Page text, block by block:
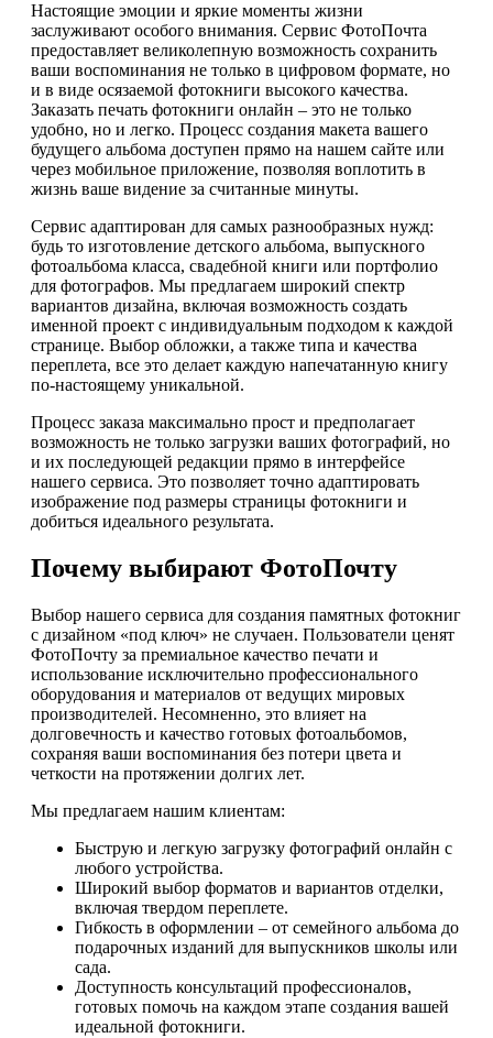
Настоящие эмоции и яркие моменты жизни
заслуживают особого внимания. Сервис ФотоПочта
предоставляет великолепную возможность сохранить
ваши воспоминания не только в цифровом формате, но
и в виде осязаемой фотокниги высокого качества.
Заказать печать фотокниги онлайн – это не только
удобно, но и легко. Процесс создания макета вашего
будущего альбома доступен прямо на нашем сайте или
через мобильное приложение, позволяя воплотить в
жизнь ваше видение за считанные минуты.
Сервис адаптирован для самых разнообразных нужд:
будь то изготовление детского альбома, выпускного
фотоальбома класса, свадебной книги или портфолио
для фотографов. Мы предлагаем широкий спектр
вариантов дизайна, включая возможность создать
именной проект с индивидуальным подходом к каждой
странице. Выбор обложки, а также типа и качества
переплета, все это делает каждую напечатанную книгу
по-настоящему уникальной.
Процесс заказа максимально прост и предполагает
возможность не только загрузки ваших фотографий, но
и их последующей редакции прямо в интерфейсе
нашего сервиса. Это позволяет точно адаптировать
изображение под размеры страницы фотокниги и
добиться идеального результата.
Почему выбирают ФотоПочту
Выбор нашего сервиса для создания памятных фотокниг
с дизайном «под ключ» не случаен. Пользователи ценят
ФотоПочту за премиальное качество печати и
использование исключительно профессионального
оборудования и материалов от ведущих мировых
производителей. Несомненно, это влияет на
долговечность и качество готовых фотоальбомов,
сохраняя ваши воспоминания без потери цвета и
четкости на протяжении долгих лет.
Мы предлагаем нашим клиентам:
Быструю и легкую загрузку фотографий онлайн с
любого устройства.
Широкий выбор форматов и вариантов отделки,
включая твердом переплете.
Гибкость в оформлении – от семейного альбома до
подарочных изданий для выпускников школы или
сада.
Доступность консультаций профессионалов,
готовых помочь на каждом этапе создания вашей
идеальной фотокниги.